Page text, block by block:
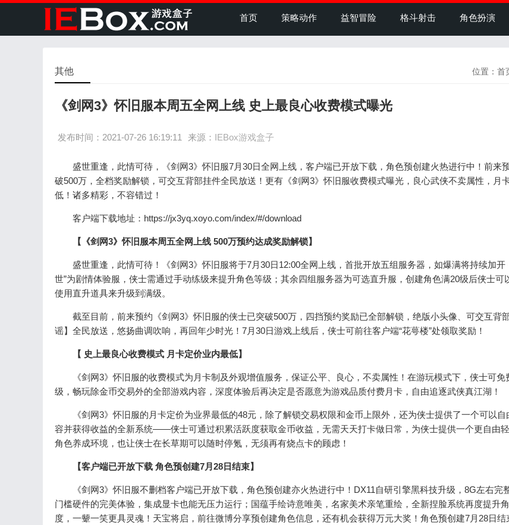
首页 策略动作 益智冒险 格斗射击 角色扮演
位置： 首
其他
《剑网3》怀旧服本周五全网上线 史上最良心收费模式曝光
发布时间：2021-07-26 16:19:11 来源： IEBox游戏盒子
盛世重逢，此情可待，《剑网3》怀旧服7月30日全网上线，客户端已开放下载，角色预创建火热进行中！前来
破500万，全档奖励解锁，可交互背部挂件全民放送！更有《剑网3》怀旧服收费模式曝光，良心武侠不卖属性，月
低！诸多精彩，不容错过！
客户端下载地址：https://jx3yq.xoyo.com/index/#/download
【《剑网3》怀旧服本周五全网上线 500万预约达成奖励解锁】
盛世重逢，此情可待！《剑网3》怀旧服将于7月30日12:00全网上线，首批开放五组服务器，如爆满将持续加开
世”为剧情体验服，侠士需通过手动练级来提升角色等级；其余四组服务器为可选直升服，创建角色满20级后侠士可
使用直升道具来升级到满级。
截至目前，前来预约《剑网3》怀旧服的侠士已突破500万，四挡预约奖励已全部解锁，绝版小头像、可交互背
谣】全民放送，悠扬曲调吹响，再回年少时光！7月30日游戏上线后，侠士可前往客户端“花萼楼”处领取奖励！
【 史上最良心收费模式 月卡定价业内最低】
《剑网3》怀旧服的收费模式为月卡制及外观增值服务，保证公平、良心，不卖属性！在游玩模式下，侠士可免
级，畅玩除金币交易外的全部游戏内容，深度体验后再决定是否愿意为游戏品质付费月卡，自由追逐武侠真江湖！
《剑网3》怀旧服的月卡定价为业界最低的48元，除了解锁交易权限和金币上限外，还为侠士提供了一个可以自
容并获得收益的全新系统——侠士可通过积累活跃度获取金币收益，无需天天打卡做日常，为侠士提供一个更自由
角色养成环境，也让侠士在长草期可以随时停氪，无须再有烧点卡的顾虑！
【客户端已开放下载 角色预创建7月 28 日结束】
《剑网3》怀旧服不删档客户端已开放下载，角色预创建亦火热进行中！DX11自研引擎黑科技升级，8G左右完
门槛硬件的完美体验，集成显卡也能无压力运行；国蕴手绘诗意唯美，名家美术亲笔重绘，全新捏脸系统再度提升
度，一颦一笑更具灵魂！天宝将启，前往微博分享预创建角色信息，还有机会获得万元大奖！角色预创建7月28日结